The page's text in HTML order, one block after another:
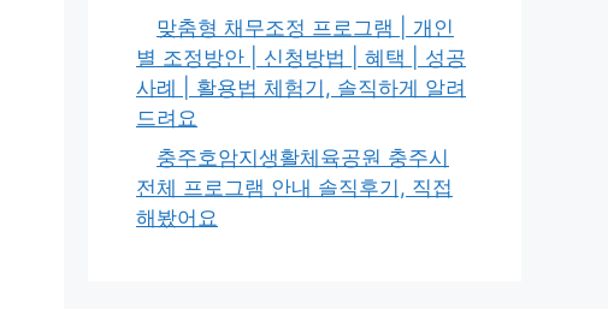
맞춤형 채무조정 프로그램 | 개인
별 조정방안 | 신청방법 | 혜택 | 성공
사례 | 활용법 체험기, 솔직하게 알려
드려요
충주호암지생활체육공원 충주시
전체 프로그램 안내 솔직후기, 직접
해봤어요